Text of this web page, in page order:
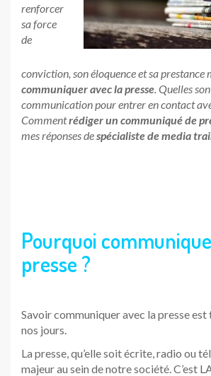
renforcer
sa force
de
conviction, son éloquence et sa prestance
communiquer avec la presse . Quelles
communication pour entrer en contact
Commentrédiger un communiqué de
mes réponses de spécialiste de media
Pourquoi
presse ?
Savoir communiquer avec la presse
nos jours.
La presse, qu’elle soit écrite, radio ou
majeur au sein de notre société. C’est